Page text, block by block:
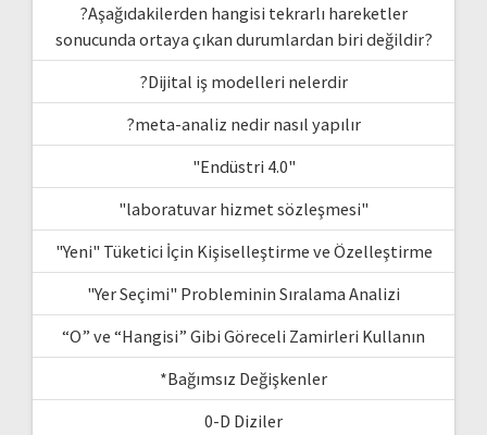
?Aşağıdakilerden hangisi tekrarlı hareketler
sonucunda ortaya çıkan durumlardan biri değildir?
?Dijital iş modelleri nelerdir
?meta-analiz nedir nasıl yapılır
"Endüstri 4.0"
"laboratuvar hizmet sözleşmesi"
"Yeni" Tüketici İçin Kişiselleştirme ve Özelleştirme
"Yer Seçimi" Probleminin Sıralama Analizi
“O” ve “Hangisi” Gibi Göreceli Zamirleri Kullanın
*Bağımsız Değişkenler
0-D Diziler